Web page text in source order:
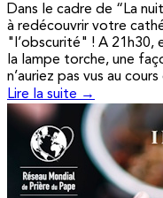
Dans le cadre de “La
à redécouvrir votre
"l’obscurité" ! A 21h30,
la lampe torche, une
n’auriez pas vus au
Lire la suite →